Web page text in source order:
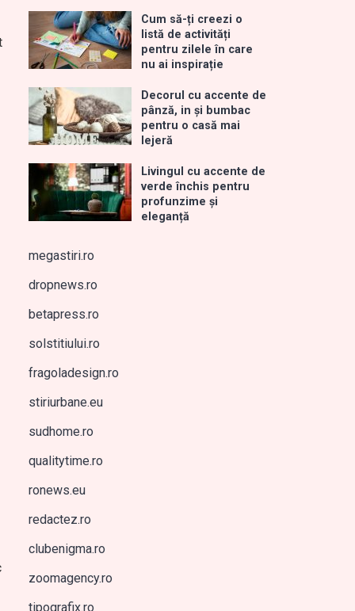
Cum să-ți creezi o
listă de activități
pentru zilele în care
nu ai inspirație
Decorul cu accente de
pânză, in și bumbac
pentru o casă mai
lejeră
Livingul cu accente de
verde închis pentru
profunzime și
eleganță
megastiri.ro
dropnews.ro
betapress.ro
solstitiului.ro
fragoladesign.ro
stiriurbane.eu
sudhome.ro
qualitytime.ro
ronews.eu
redactez.ro
clubenigma.ro
zoomagency.ro
tipografix.ro